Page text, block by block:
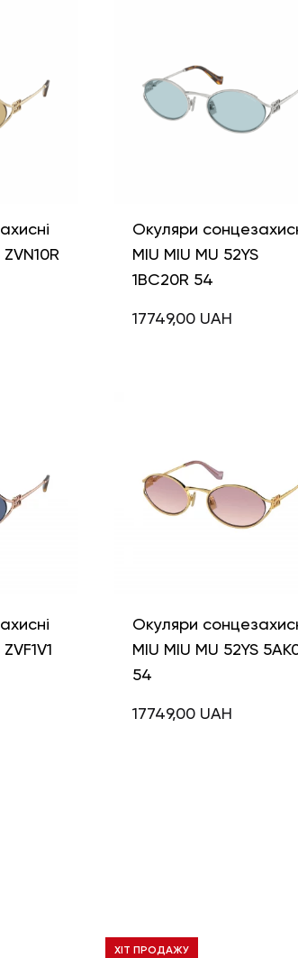
Окуляри
MIU MIU MU 52YS
1BC20R 54
17749,00 UAH
Окуляри
MIU MIU MU 52YS
54
17749,00 UAH
ХІТ ПРОДАЖУ